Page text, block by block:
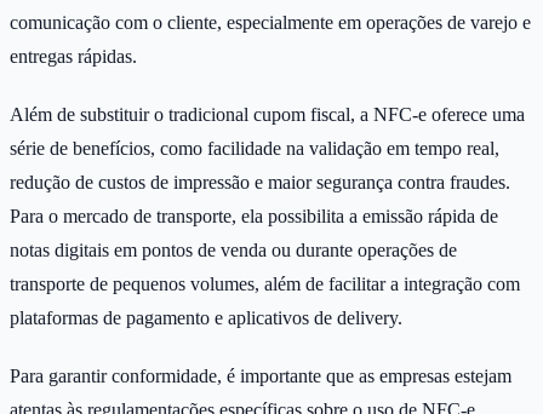
comunicação com o cliente, especialmente em operações de varejo e
entregas rápidas.
Além de substituir o tradicional cupom fiscal, a NFC-e oferece uma
série de benefícios, como facilidade na validação em tempo real,
redução de custos de impressão e maior segurança contra fraudes.
Para o mercado de transporte, ela possibilita a emissão rápida de
notas digitais em pontos de venda ou durante operações de
transporte de pequenos volumes, além de facilitar a integração com
plataformas de pagamento e aplicativos de delivery.
Para garantir conformidade, é importante que as empresas estejam
atentas às regulamentações específicas sobre o uso de NFC-e,